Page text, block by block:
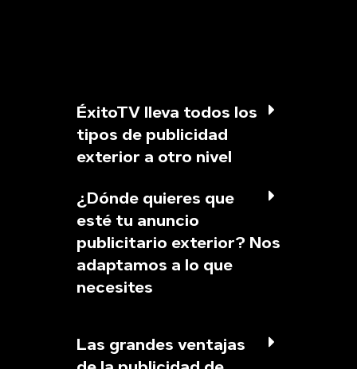
ÉxitoTV lleva todos los
tipos de publicidad
exterior a otro nivel
¿Dónde quieres que
esté tu anuncio
publicitario exterior? Nos
adaptamos a lo que
necesites
Las grandes ventajas